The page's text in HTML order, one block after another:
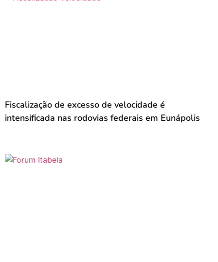
Fiscalização de excesso de velocidade é
intensificada nas rodovias federais em Eunápolis